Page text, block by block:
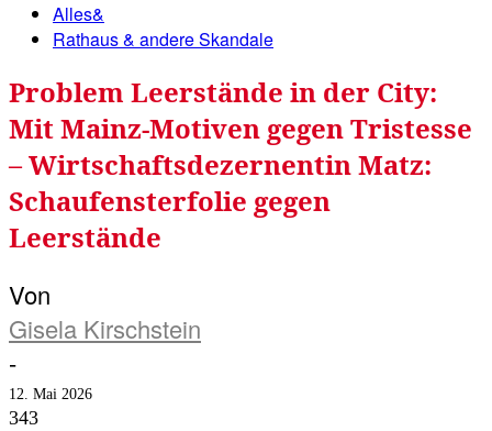
Alles&
Rathaus & andere Skandale
Problem Leerstände in der City:
Mit Mainz-Motiven gegen Tristesse
– Wirtschaftsdezernentin Matz:
Schaufensterfolie gegen
Leerstände
Von
Gisela Kirschstein
-
12. Mai 2026
343